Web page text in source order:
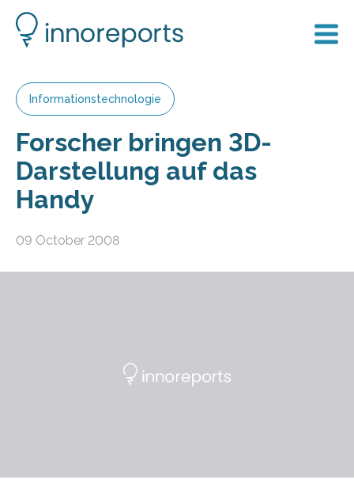
Informationstechnologie
Forscher bringen 3D-
Darstellung auf das
Handy
09 October 2008